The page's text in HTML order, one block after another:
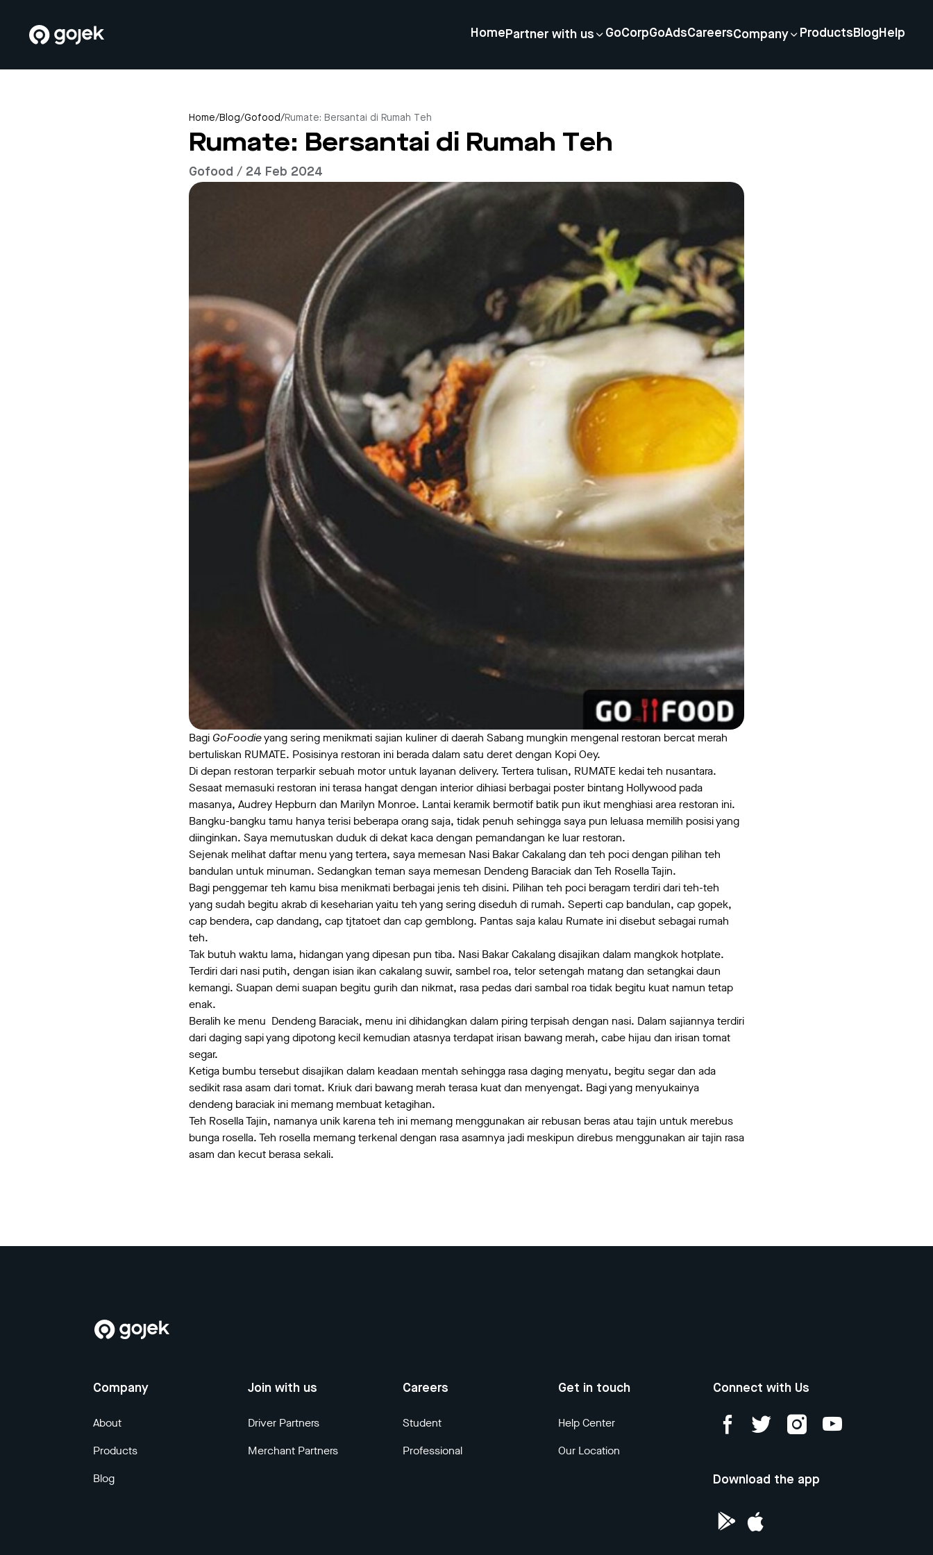
Home Partner with us GoCorpGoAdsCareersCompany Products Blog Help
Home/Blog/Gofood/Rumate: Bersantai di Rumah Teh
Rumate: Bersantai di Rumah Teh
Gofood / 24 Feb 2024
Bagi GoFoodieyang sering menikmati sajian kuliner di daerah Sabang mungkin mengenal restoran bercat merah
bertuliskan RUMATE. Posisinya restoran ini berada dalam satu deret dengan Kopi Oey.
Di depan restoran terparkir sebuah motor untuk layanan delivery. Tertera tulisan, RUMATE kedai teh nusantara.
Sesaat memasuki restoran ini terasa hangat dengan interior dihiasi berbagai poster bintang Hollywood pada
masanya, Audrey Hepburn dan Marilyn Monroe. Lantai keramik bermotif batik pun ikut menghiasi area restoran ini.
Bangku-bangku tamu hanya terisi beberapa orang saja, tidak penuh sehingga saya pun leluasa memilih posisi yang
diinginkan. Saya memutuskan duduk di dekat kaca dengan pemandangan ke luar restoran.
Sejenak melihat daftar menu yang tertera, saya memesan Nasi Bakar Cakalang dan teh poci dengan pilihan teh
bandulan untuk minuman. Sedangkan teman saya memesan Dendeng Baraciak dan Teh Rosella Tajin.
Bagi penggemar teh kamu bisa menikmati berbagai jenis teh disini. Pilihan teh poci beragam terdiri dari teh-teh
yang sudah begitu akrab di keseharian yaitu teh yang sering diseduh di rumah. Seperti cap bandulan, cap gopek,
cap bendera, cap dandang, cap tjtatoet dan cap gemblong. Pantas saja kalau Rumate ini disebut sebagai rumah
teh.
Tak butuh waktu lama, hidangan yang dipesan pun tiba. Nasi Bakar Cakalang disajikan dalam mangkok hotplate.
Terdiri dari nasi putih, dengan isian ikan cakalang suwir, sambel roa, telor setengah matang dan setangkai daun
kemangi. Suapan demi suapan begitu gurih dan nikmat, rasa pedas dari sambal roa tidak begitu kuat namun tetap
enak.
Beralih ke menu Dendeng Baraciak, menu ini dihidangkan dalam piring terpisah dengan nasi. Dalam sajiannya terdiri
dari daging sapi yang dipotong kecil kemudian atasnya terdapat irisan bawang merah, cabe hijau dan irisan tomat
segar.
Ketiga bumbu tersebut disajikan dalam keadaan mentah sehingga rasa daging menyatu, begitu segar dan ada
sedikit rasa asam dari tomat. Kriuk dari bawang merah terasa kuat dan menyengat. Bagi yang menyukainya
dendeng baraciak ini memang membuat ketagihan.
Teh Rosella Tajin, namanya unik karena teh ini memang menggunakan air rebusan beras atau tajin untuk merebus
bunga rosella. Teh rosella memang terkenal dengan rasa asamnya jadi meskipun direbus menggunakan air tajin rasa
asam dan kecut berasa sekali.
Company
About
Products
Blog
Join with us
Driver Partners
Merchant Partners
Careers
Student
Professional
Get in touch
Help Center
Our Location
Connect with Us
Download the app